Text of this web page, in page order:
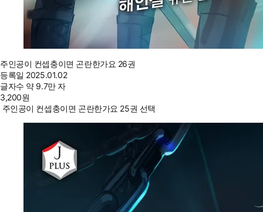
주인공이 컨셉충이면 곤란한가요 26권
등록일 2025.01.02
글자수 약 9.7만 자
3,200원
주인공이 컨셉충이면 곤란한가요 25권 선택